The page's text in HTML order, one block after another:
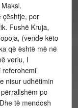
çështje, por
Fushë Kruja,
(vende këto
që është më në
veriu, I
referohemi
nisur udhëtimin
po
të mendosh